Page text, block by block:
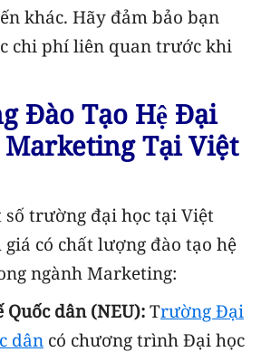
khác. Hãy đảm bảo bạn
chi phí liên quan trước khi
Đào Tạo Hệ Đại
Marketing Tại Việt
trường đại học tại Việt
có chất lượng đào tạo hệ
ngành Marketing:
dân (NEU): Trường Đại
dân có chương trình Đại học